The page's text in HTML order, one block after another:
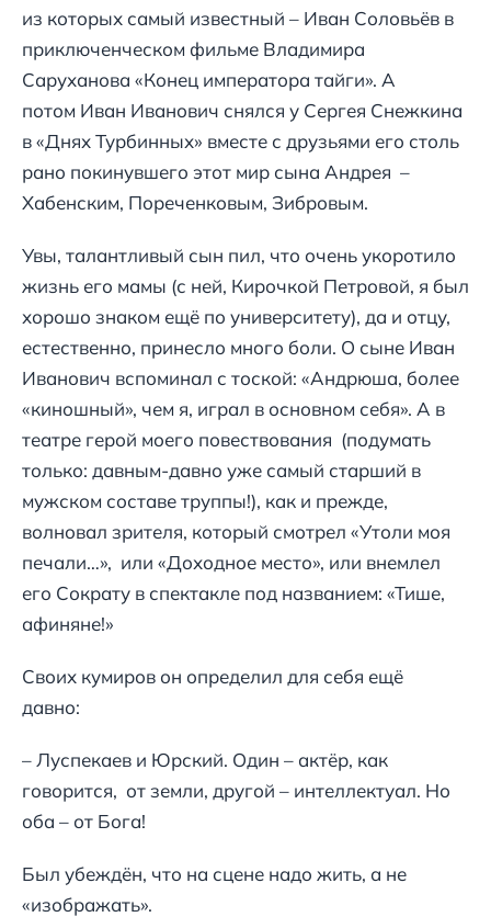
из которых самый известный – Иван Соловьёв в
приключенческом фильме Владимира
Саруханова «Конец императора тайги». А
потом Иван Иванович снялся у Сергея Снежкина
в «Днях Турбинных» вместе с друзьями его столь
рано покинувшего этот мир сына Андрея –
Хабенским, Пореченковым, Зибровым.
Увы, талантливый сын пил, что очень укоротило
жизнь его мамы (с ней, Кирочкой Петровой, я был
хорошо знаком ещё по университету), да и отцу,
естественно, принесло много боли. О сыне Иван
Иванович вспоминал с тоской: «Андрюша, более
«киношный», чем я, играл в основном себя». А в
театре герой моего повествования (подумать
только: давным-давно уже самый старший в
мужском составе труппы!), как и прежде,
волновал зрителя, который смотрел «Утоли моя
печали…», или «Доходное место», или внемлел
его Сократу в спектакле под названием: «Тише,
афиняне!»
Своих кумиров он определил для себя ещё
давно:
– Луспекаев и Юрский. Один – актёр, как
говорится, от земли, другой – интеллектуал. Но
оба – от Бога!
Был убеждён, что на сцене надо жить, а не
«изображать».